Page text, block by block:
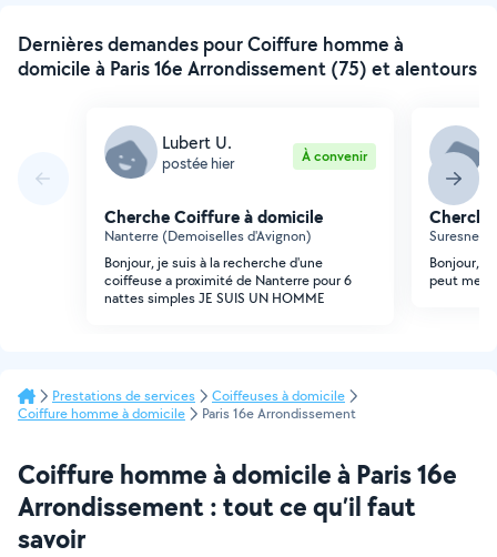
Dernières demandes pour Coiffure homme à
domicile à Paris 16e Arrondissement (75) et alentours
Lubert U.
postée hier À convenir
Cherche Coiffure à domicile
Nanterre (Demoiselles d'Avignon)
Bonjour, je suis à la recherche d'une
coiffeuse a proximité de Nanterre pour 6
nattes simples JE SUIS UN HOMME
Suresnes
Bonjour,
peut me
Prestations de services
Coiffeuses à domicile
Coiffure homme à domicile
Paris 16e Arrondissement
Coiffure homme à domicile à Paris 16e
Arrondissement : tout ce qu’il faut
savoir